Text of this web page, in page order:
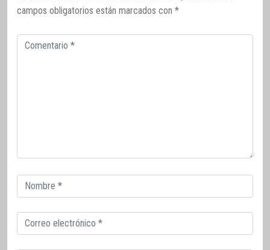
campos obligatorios están marcados con *
Comentario
Correo
electrónico
Correo
electrónico